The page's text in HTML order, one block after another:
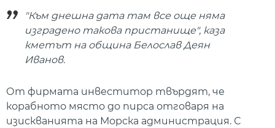
"Към днешна дата там все още няма
изградено такова пристанище", каза
кметът на община Белослав Деян
Иванов.
От фирмата инвеститор твърдят, че
корабното място до пирса отговаря на
изискванията на Морска администрация. С